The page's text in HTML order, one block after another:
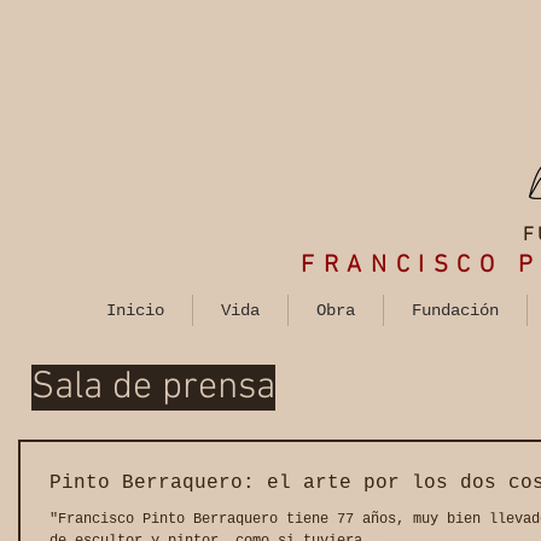
FRANCISCO
Inicio Vida Obra Fundación
Sala de prensa
Pinto Berraquero: el arte por los dos
"Francisco Pinto Berraquero tiene 77 años, muy bien